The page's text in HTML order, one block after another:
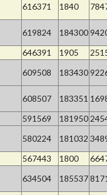
616371 1840
619824 184300
646391 1905
609508 183430
608507 183351
591569 181950
580224 181032
567443 1800
634504 185537